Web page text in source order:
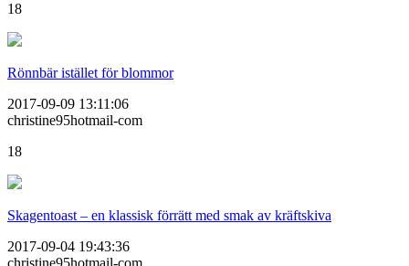
18
Rönnbär istället för blommor
2017-09-09 13:11:06
christine95hotmail-com
18
Skagentoast – en klassisk förrätt med smak av kräftskiva
2017-09-04 19:43:36
christine95hotmail-com